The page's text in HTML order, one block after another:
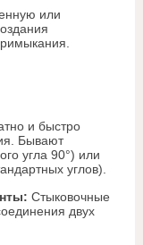
или
и быстро
Бывают
угла 90°) или
углов).
Стыковочные
двух